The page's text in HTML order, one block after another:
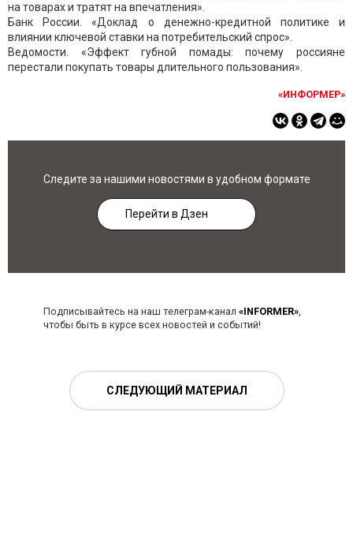
на товарах и тратят на впечатления».
Банк России. «Доклад о денежно-кредитной политике и
влиянии ключевой ставки на потребительский спрос».
Ведомости. «Эффект губной помады: почему россияне
перестали покупать товары длительного пользования».
«ИНФОРМЕР»
Следите за нашими новостями в удобном формате
Перейти в Дзен
Подписывайтесь на наш телеграм-канал «INFORMER»,
чтобы быть в курсе всех новостей и событий!
СЛЕДУЮЩИЙ МАТЕРИАЛ